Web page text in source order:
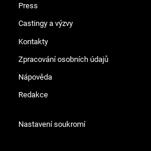
Press
Castingy a výzvy
Kontakty
Zpracování osobních údajů
Nápověda
Redakce
Nastavení soukromí